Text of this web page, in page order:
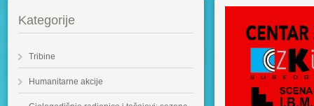
Kategorije
Tribine
Humanitarne akcije